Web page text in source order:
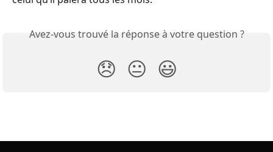
Avez-vous trouvé la réponse à votre question ?
😞 😐 😃